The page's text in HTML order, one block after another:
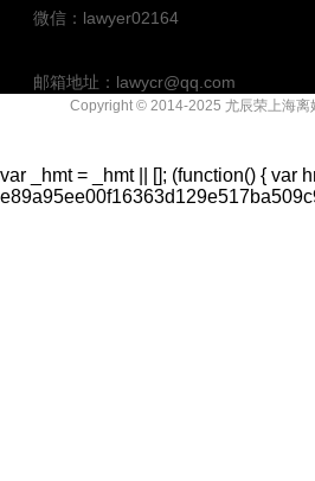
微信：lawyer02164
邮箱地址：lawycr@qq.com
Copyright © 2014-2025 尤辰荣上海离
var _hmt = _hmt || []; (function() { var